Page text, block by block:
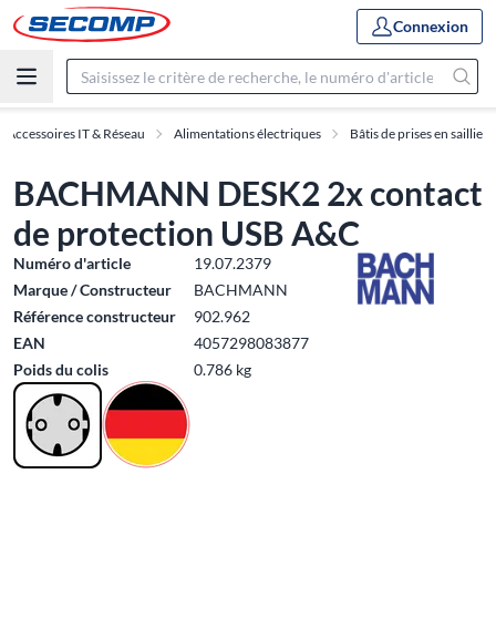
Connexion
Accessoires IT & Réseau Alimentations électriques Bâtis de prises en saillie
BACHMANN DESK2 2x contact
de protection USB A&C
Numéro d'article
19.07.2379
Marque / Constructeur
BACHMANN
Référence constructeur
902.962
EAN
4057298083877
Poids du colis
0.786 kg